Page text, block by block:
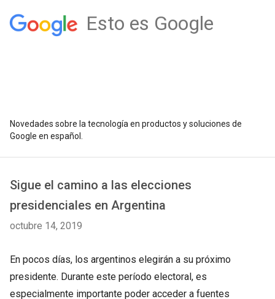
Esto es Google
Novedades sobre la tecnología en productos y soluciones de
Google en español.
Sigue el camino a las elecciones
presidenciales en Argentina
octubre 14, 2019
En pocos días, los argentinos elegirán a su próximo
presidente. Durante este período electoral, es
especialmente importante poder acceder a fuentes